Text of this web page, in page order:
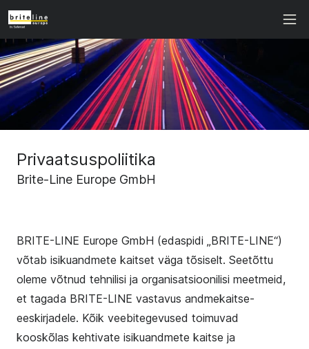
Privaatsuspoliitika
Brite-Line Europe GmbH
BRITE-LINE Europe GmbH (edaspidi „BRITE-LINE“)
võtab isikuandmete kaitset väga tõsiselt. Seetõttu
oleme võtnud tehnilisi ja organisatsioonilisi meetmeid,
et tagada BRITE-LINE vastavus andmekaitse-
eeskirjadele. Kõik veebitegevused toimuvad
kooskõlas kehtivate isikuandmete kaitse ja